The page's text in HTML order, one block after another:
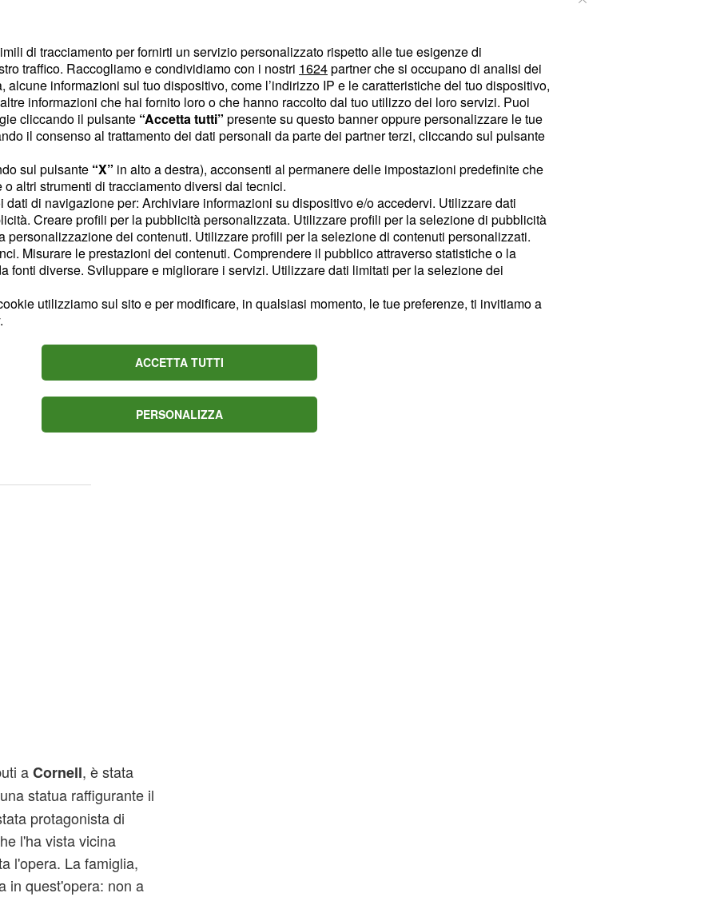
del cantante
parte alconcerto tributo
fa alForumdi
sul palco
,Foo Fightersed ex
e iSoundgarden. E
salito sul palco
.
grazie alla
mantenere il ricordo del
lo fa anche
il senso della sua
promuovere
aCornell, è stata
una statua raffigurante il
protagonista di
l'ha vista vicina
l'opera. La famiglia,
in quest'opera: non a
di tracciamento per fornirti un servizio personalizzato rispetto alle tue esigenze di
traffico. Raccogliamo e condividiamo con i nostri 1624partner che si occupano di analisi dei
informazioni sul tuo dispositivo, come l’indirizzo IP e le caratteristiche del tuo dispositivo,
informazioni che hai fornito loro o che hanno raccolto dal tuo utilizzo dei loro servizi. Puoi
cliccando il pulsante “Accetta tutti” presente su questo banner oppure personalizzare le tue
il consenso al trattamento dei dati personali da parte dei partner terzi, cliccando sul pulsante
sul pulsante “X” in alto a destra), acconsenti al permanere delle impostazioni predefinite che
altri strumenti di tracciamento diversi dai tecnici.
dati di navigazione per: Archiviare informazioni su dispositivo e/o accedervi. Utilizzare dati
Creare profili per la pubblicità personalizzata. Utilizzare profili per la selezione di pubblicità
personalizzazione dei contenuti. Utilizzare profili per la selezione di contenuti personalizzati.
Misurare le prestazioni dei contenuti. Comprendere il pubblico attraverso statistiche o la
fonti diverse. Sviluppare e migliorare i servizi. Utilizzare dati limitati per la selezione dei
utilizziamo sul sito e per modificare, in qualsiasi momento, le tue preferenze, ti invitiamo a
.
ACCETTA TUTTI
PERSONALIZZA